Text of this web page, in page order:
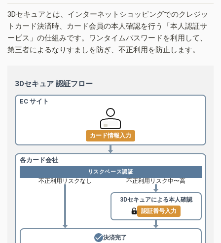
3Dセキュアとは、インターネットショッピングでのクレジッ
トカード決済時、カード会員の本人確認を行う「本人認証サ
ービス」の仕組みです。ワンタイムパスワードを利用して、
第三者によるなりすましを防ぎ、不正利用を防止します。
3Dセキュア 認証フロー
EC サイト
カード情報入力
各カード会社
リスクベース認証
不正利用リスクなし 不正利用リスク中〜高
3Dセキュアによる本人確認
認証番号入力
決済完了